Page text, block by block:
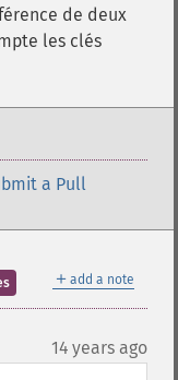
de deux
les clés
a Pull
＋ add a note
14 years ago